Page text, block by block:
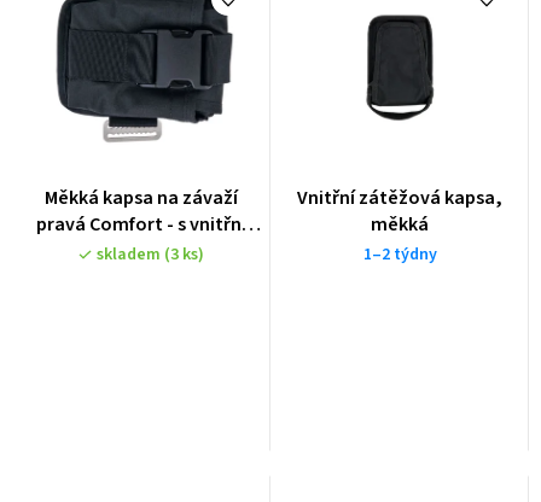
Měkká kapsa na závaží
pravá Comfort - s vnitřní
kapsou (max. 4kg) černá
skladem (3 ks)
Vnitřní zátěžová kapsa,
měkká
1–2 týdny